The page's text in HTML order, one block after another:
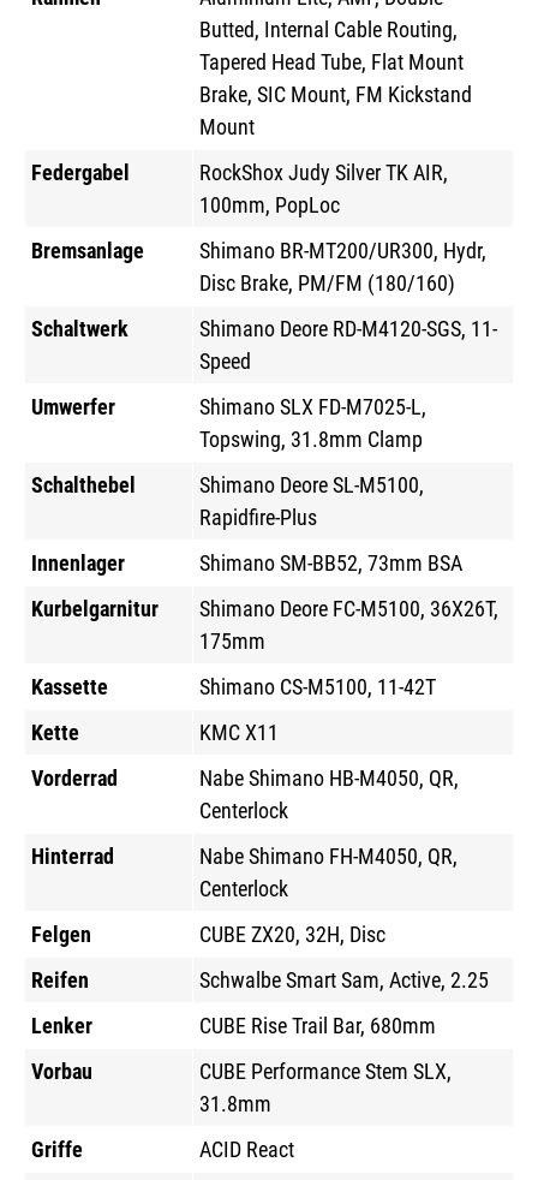
Butted, Internal Cable Routing,
Tapered Head Tube, Flat Mount
Brake, SIC Mount, FM Kickstand
Mount
Federgabel
RockShox Judy Silver TK AIR,
100mm, PopLoc
Bremsanlage
Shimano BR-MT200/UR300, Hydr,
Disc Brake, PM/FM (180/160)
Schaltwerk
Shimano Deore RD-M4120-SGS, 11-
Speed
Umwerfer
Shimano SLX FD-M7025-L,
Topswing, 31.8mm Clamp
Schalthebel
Shimano Deore SL-M5100,
Rapidfire-Plus
Innenlager
Shimano SM-BB52, 73mm BSA
Kurbelgarnitur
Shimano Deore FC-M5100, 36X26T,
175mm
Kassette
Shimano CS-M5100, 11-42T
Kette
KMC X11
Vorderrad
Nabe Shimano HB-M4050, QR,
Centerlock
Hinterrad
Nabe Shimano FH-M4050, QR,
Centerlock
Felgen
CUBE ZX20, 32H, Disc
Reifen
Schwalbe Smart Sam, Active, 2.25
Lenker
CUBE Rise Trail Bar, 680mm
Vorbau
CUBE Performance Stem SLX,
31.8mm
Griffe
ACID React